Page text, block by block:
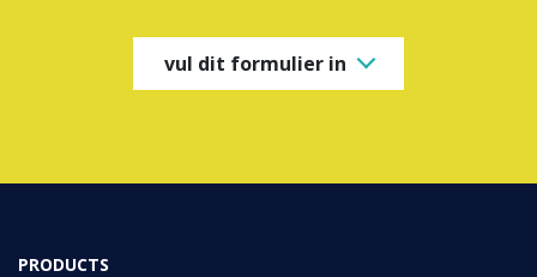
vul dit formulier in
PRODUCTS